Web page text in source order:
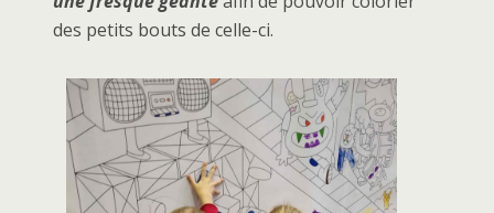
des petits bouts de celle-ci.